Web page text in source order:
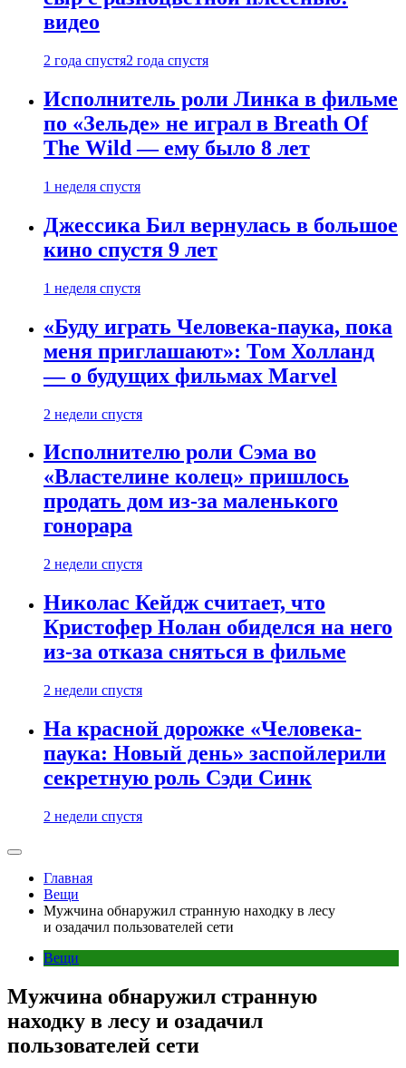
видео
2 года спустя2 года спустя
Исполнитель роли Линка в фильме
по «Зельде» не играл в Breath Of
The Wild — ему было 8 лет
1 неделя спустя
Джессика Бил вернулась в большое
кино спустя 9 лет
1 неделя спустя
«Буду играть Человека-паука, пока
меня приглашают»: Том Холланд
— о будущих фильмах Marvel
2 недели спустя
Исполнителю роли Сэма во
«Властелине колец» пришлось
продать дом из-за маленького
гонорара
2 недели спустя
Николас Кейдж считает, что
Кристофер Нолан обиделся на него
из-за отказа сняться в фильме
2 недели спустя
На красной дорожке «Человека-
паука: Новый день» заспойлерили
секретную роль Сэди Синк
2 недели спустя
Главная
Вещи
Мужчина обнаружил странную находку в лесу
и озадачил пользователей сети
Вещи
Мужчина обнаружил странную
находку в лесу и озадачил
пользователей сети